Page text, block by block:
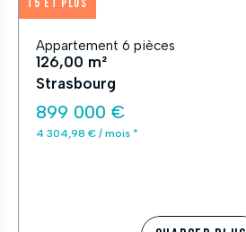
T5 et plus
Appartement 6 pièces
126,00 m²
Strasbourg
899 000 €
4 304,98 € / mois *